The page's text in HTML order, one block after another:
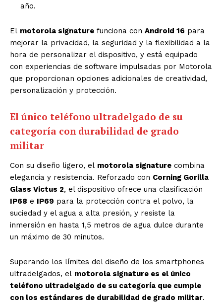
año.
El motorola signature funciona con Android 16 para
mejorar la privacidad, la seguridad y la flexibilidad a la
hora de personalizar el dispositivo, y está equipado
con experiencias de software impulsadas por Motorola
que proporcionan opciones adicionales de creatividad,
personalización y protección.
El único teléfono ultradelgado de su
categoría con durabilidad de grado
militar
Con su diseño ligero, el motorola signature combina
elegancia y resistencia. Reforzado con Corning Gorilla
Glass Victus 2, el dispositivo ofrece una clasificación
IP68 e IP69 para la protección contra el polvo, la
suciedad y el agua a alta presión, y resiste la
inmersión en hasta 1,5 metros de agua dulce durante
un máximo de 30 minutos.
Superando los límites del diseño de los smartphones
ultradelgados, el motorola signature es el único
teléfono ultradelgado de su categoría que cumple
con los estándares de durabilidad de grado militar.